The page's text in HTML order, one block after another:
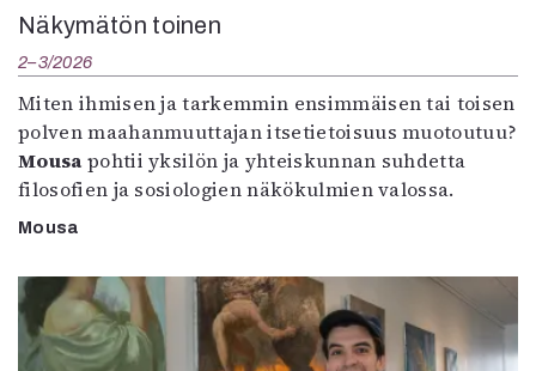
Näkymätön toinen
2–3/2026
Miten ihmisen ja tarkemmin ensimmäisen tai toisen
polven maahanmuuttajan itsetietoisuus muotoutuu?
Mousa pohtii yksilön ja yhteiskunnan suhdetta
filosofien ja sosiologien näkökulmien valossa.
Mousa